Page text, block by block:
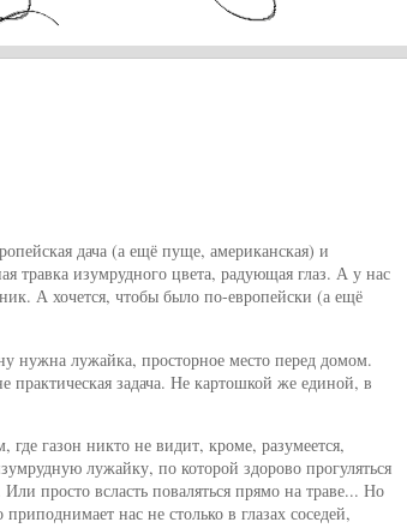
дача (а ещё пуще, американская) и
травка изумрудного цвета, радующая глаз. А у нас
А хочется, чтобы было по-европейски (а ещё
нужна лужайка, просторное место перед домом.
задача. Не картошкой же единой, в
газон никто не видит, кроме, разумеется,
лужайку, по которой здорово прогуляться
просто всласть поваляться прямо на траве... Но
нас не столько в глазах соседей,